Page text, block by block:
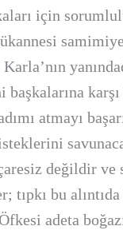
için
atmayı
değildir ve
tıpkı bu
adeta